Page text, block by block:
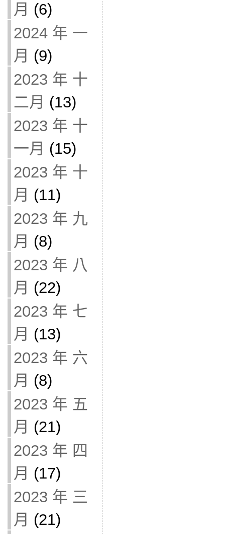
月 (6)
2024 年 一
月 (9)
2023 年 十
二月 (13)
2023 年 十
一月 (15)
2023 年 十
月 (11)
2023 年 九
月 (8)
2023 年 八
月 (22)
2023 年 七
月 (13)
2023 年 六
月 (8)
2023 年 五
月 (21)
2023 年 四
月 (17)
2023 年 三
月 (21)